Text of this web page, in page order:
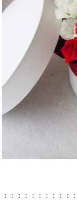
：：：：：：：：：：